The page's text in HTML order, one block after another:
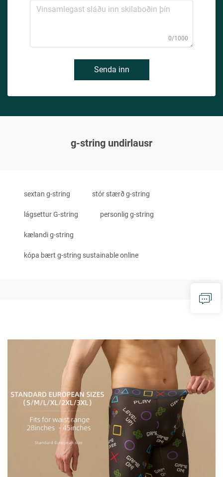
0/1000
Senda inn
g-string undirlausr
sextan g-string stór stærð g-string
lágsettur G-string personlig g-string
kælandi g-string
kópa bært g-string sustainable online